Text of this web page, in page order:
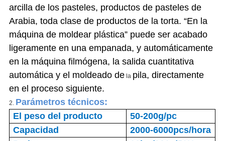
arcilla de los pasteles, productos de pasteles de
Arabia, toda clase de productos de la torta. “En la
máquina de moldear plástica” puede ser acabado
ligeramente en una empanada, y automáticamente
en la máquina filmógena, la salida cuantitativa
automática y el moldeado dela pila, directamente
en el proceso siguiente.
2. Parámetros técnicos:
El peso del producto
50-200g/pc
Capacidad
2000-6000pcs/hora